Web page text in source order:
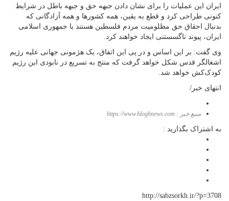
ایران این عملیات را برای نشان دادن جبهه حق و جبهه باطل در شرایط
کنونی طراحی کرد و قطع به یقین، همه کشورها و همه آزادگانی که
بدنبال احقاق حق مظلومیت مردم فلسطین هستند با جمهوری اسلامی
ایران، پیوند ناگسستنی ایجاد خواهند کرد.
وی گفت: بر این اساس و در پی این اتفاق، یک هژمونی جهانی علیه رژیم
اشغالگر قدس شکل خواهد گرفت که منتج به تسریع در نابودی این رژیم
کودک‌کش خواهد شد.
انتهای خبر/
منبع خبر : https://www.bloghnews.com
به اشتراک بگذارید :
http://sabzsorkh.ir/?p=3708